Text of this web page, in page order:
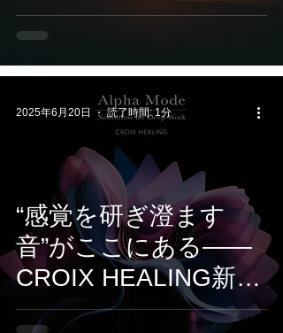
ド。CROIX
HEALING『
TerranovaPulse -
HiddenMantles 』7月
3日配信開始
“感覚を研ぎ澄ます
音”がここにある——
CROIX HEALING新作
『Alpha Mode』は、
2025年6月20日 読了時間: 1分